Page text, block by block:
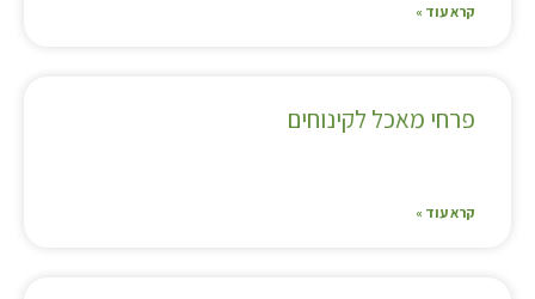
קרא עוד »
פרחי מאכל לקינוחים
קרא עוד »